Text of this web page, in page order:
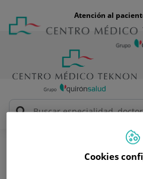
contenido
Menú
teléfono
cabecera
Atención al
Pablo
Cookies